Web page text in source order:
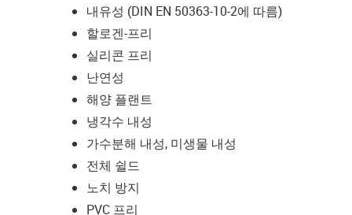
내유성 (DIN EN 50363-10-2에 따름)
할로겐-프리
실리콘 프리
난연성
해양 플랜트
냉각수 내성
가수분해 내성, 미생물 내성
전체 쉴드
노치 방지
PVC 프리